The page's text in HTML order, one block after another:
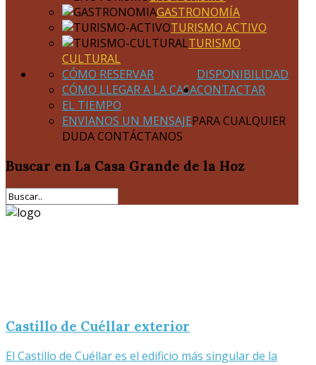
GASTRONOMÍA
TURISMO ACTIVO
TURISMO
CULTURAL
DISPONIBILIDAD
CÓMO RESERVAR
CÓMO LLEGAR A LA CASA
EL TIEMPO
CONTACTAR
ENVIANOS UN MENSAJEPARA CUALQUIER
DUDA CONTÁCTANOS
Buscar en La Casa Grande de la Hoz
Castillo de Cuéllar exterior
El Castillo de Cuéllar es el edificio más singular de la